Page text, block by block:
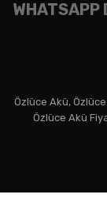
WHATSAPP
Özlüce Akü,
Özlüce Akü